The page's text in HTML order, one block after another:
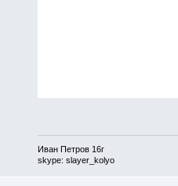
Иван Петров 16г
skype: slayer_kolyo